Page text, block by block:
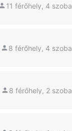
11 férőhely, 4 szoba
8 férőhely, 4 szoba
8 férőhely, 2 szoba